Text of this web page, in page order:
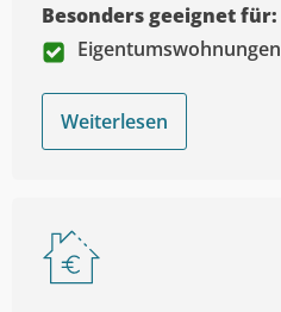
Besonders geeignet für:
Eigentumswohnungen
Weiterlesen